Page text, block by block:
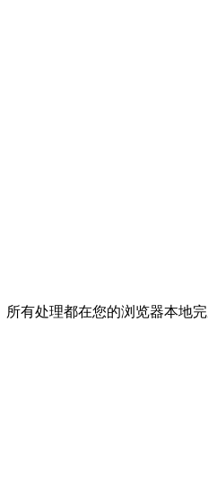
所有处理都在您的浏览器本地